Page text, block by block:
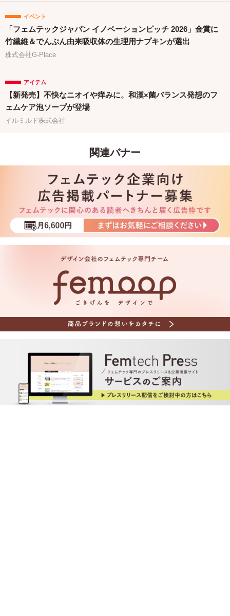
イベント
「フェムテックジャパン イノベーションピッチ 2026」金賞に
竹繊維＆でんぷん由来吸収体の生理用ナプキンが選出
株式会社G-Place
アイテム
【新発売】不快なニオイや痒みに。和漢×菌バランス発想のフ
ェムケア泡ソープが登場
イルミルド株式会社
関連バナー